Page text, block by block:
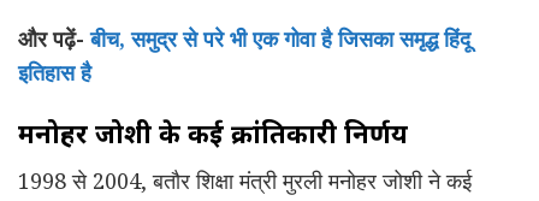
और पढ़ें-बीच, समुद्र से परे भी एक गोवा है जिसका समृद्ध हिंदू
इतिहास है
मनोहर जोशी के कई क्रांतिकारी निर्णय
1998 से 2004, बतौर शिक्षा मंत्री मुरली मनोहर जोशी ने कई